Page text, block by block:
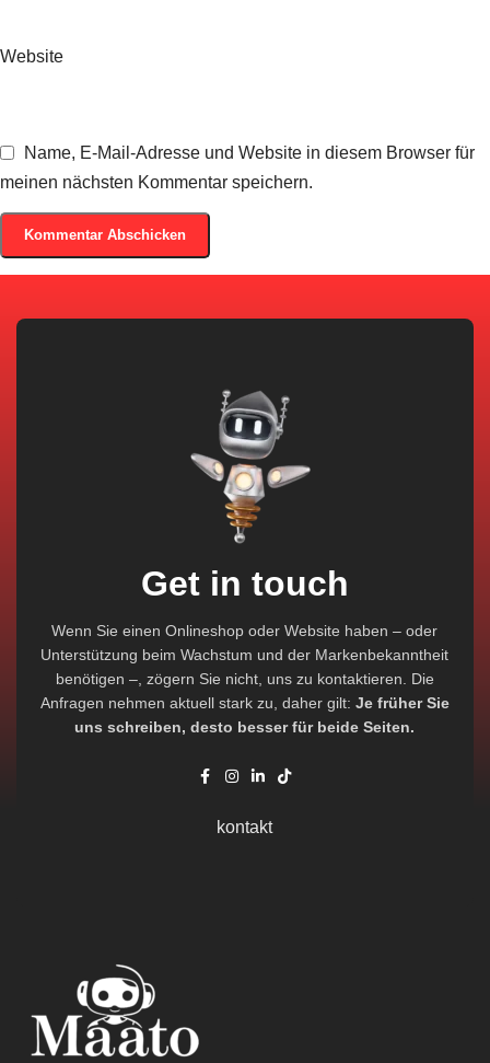
Website
Name, E-Mail-Adresse und Website in diesem Browser für
meinen nächsten Kommentar speichern.
Get in touch
Wenn Sie einen Onlineshop oder Website haben – oder
Unterstützung beim Wachstum und der Markenbekanntheit
benötigen –, zögern Sie nicht, uns zu kontaktieren. Die
Anfragen nehmen aktuell stark zu, daher gilt: Je früher Sie
uns schreiben, desto besser für beide Seiten.
kontakt